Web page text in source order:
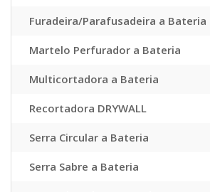
Furadeira/Parafusadeira a Bateria
Martelo Perfurador a Bateria
Multicortadora a Bateria
Recortadora DRYWALL
Serra Circular a Bateria
Serra Sabre a Bateria